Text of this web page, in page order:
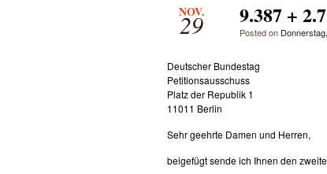
NOV.
29 9.387 +
Posted on
Deutscher Bundestag
Petitionsausschuss
Platz der Republik 1
11011 Berlin
Sehr geehrte Damen und Herren,
beigefügt sende ich Ihnen den